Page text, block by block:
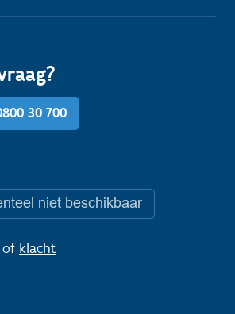
30 700
niet beschikbaar
of klacht